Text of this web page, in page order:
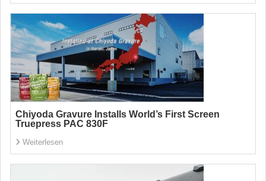
Chiyoda Gravure Installs World’s First Screen
Truepress PAC 830F
Weiterlesen